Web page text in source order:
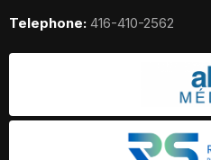
Telephone: 416-410-2562